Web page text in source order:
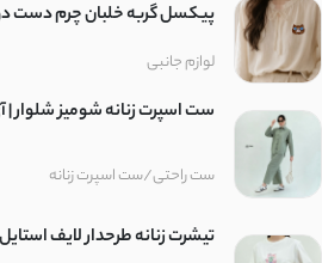
پیکسل گربه خلبان چرم دست
لوازم جانبی
ست اسپرت زنانه شومیز شلوار
ست راحتی/ست اسپرت زنانه
تیشرت زنانه طرحدار لایف‌